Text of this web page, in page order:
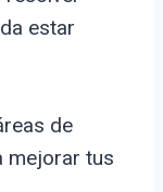
estar
de
mejorar tus